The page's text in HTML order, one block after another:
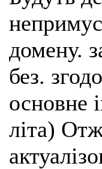
домену.
без.
основне
літа)